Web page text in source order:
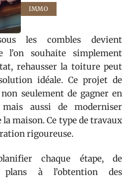
IMMO
les combles devient
l’on souhaite simplement
rehausser la toiture peut
idéale. Ce projet de
seulement de gagner en
mais aussi de moderniser
la maison. Ce type de travaux
rigoureuse.
chaque étape, de
plans à l’obtention des